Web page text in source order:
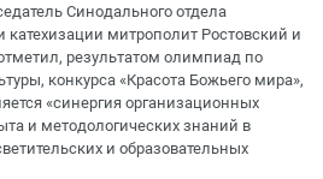
Синодального отдела
катехизации митрополит Ростовский и
результатом олимпиад по
конкурса «Красота Божьего мира»,
«синергия организационных
и методологических знаний в
и образовательных